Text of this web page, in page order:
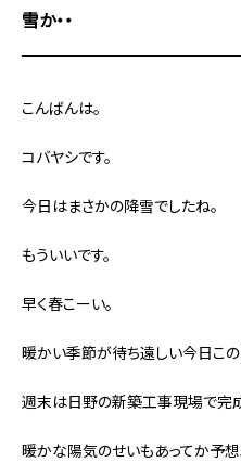
雪か・・
こんばんは。
コバヤシです。
今日はまさかの降雪でしたね。
もういいです。
早く春こーい。
暖かい季節が待ち遠しい今日この
週末は日野の新築工事現場で完
暖かな陽気のせいもあってか予